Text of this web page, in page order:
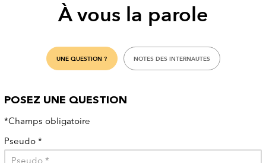
À vous la parole
UNE QUESTION ? NOTES DES INTERNAUTES
POSEZ UNE QUESTION
*Champs obligatoire
Pseudo *